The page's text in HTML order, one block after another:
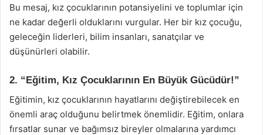
Bu mesaj, kız çocuklarının potansiyelini ve toplumlar için
ne kadar değerli olduklarını vurgular. Her bir kız çocuğu,
geleceğin liderleri, bilim insanları, sanatçılar ve
düşünürleri olabilir.
2. “Eğitim, Kız Çocuklarının En Büyük Gücüdür!”
Eğitimin, kız çocuklarının hayatlarını değiştirebilecek en
önemli araç olduğunu belirtmek önemlidir. Eğitim, onlara
fırsatlar sunar ve bağımsız bireyler olmalarına yardımcı